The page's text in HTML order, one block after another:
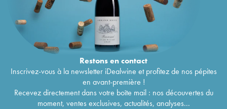
Restons encontact
Inscrivez-vous à la newsletter iDealwine et profitez de nos pépites
en avant-première !
Recevez directement dans votre boîte mail : nos découvertes du
moment, ventes exclusives, actualités, analyses...